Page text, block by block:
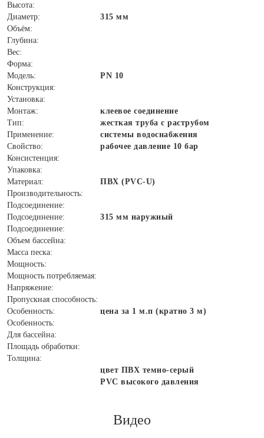
Высота:
Диаметр:
315 мм
Объём:
Глубина:
Вес:
Форма:
Модель:
PN 10
Конструкция:
Установка:
Монтаж:
клеевое соединение
Тип:
жесткая труба с раструбом
Применение:
системы водоснабжения
Свойство:
рабочее давление 10 бар
Консистенция:
Упаковка:
Материал:
ПВХ (PVC-U)
Производительность:
Подсоединение:
Подсоединение:
315 мм наружный
Подсоединение:
Объем бассейна:
Масса песка:
Мощность:
Мощность потребляемая:
Напряжение:
Пропускная способность:
Особенность:
цена за 1 м.п (кратно 3 м)
Особенность:
Для бассейна:
Площадь обработки:
Толщина:
цвет ПВХ темно-серый
PVC высокого давления
Видео